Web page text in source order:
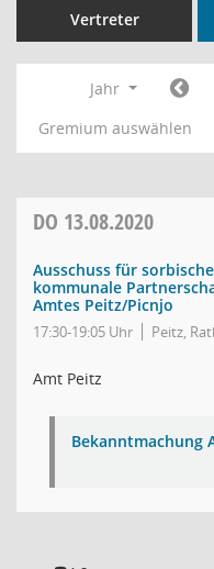
Vertreter
Jahr
Gremium auswählen
DO 13.08.2020
Ausschuss für
kommunale
Amtes Peitz/Picnjo
17:30-19:05 Uhr Peitz,
Amt Peitz
Bekanntmachung